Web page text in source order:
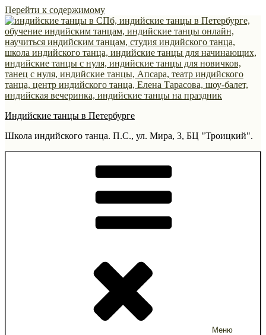
Перейти к содержимому
Индийские танцы в Петербурге
Школа индийского танца. П.С., ул. Мира, 3, БЦ "Троицкий".
Меню